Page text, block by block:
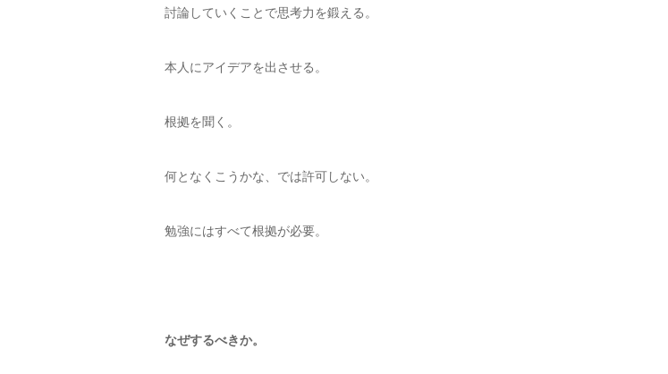
討論していくことで思考力を鍛える。
本人にアイデアを出させる。
根拠を聞く。
何となくこうかな、では許可しない。
勉強にはすべて根拠が必要。
なぜするべきか。